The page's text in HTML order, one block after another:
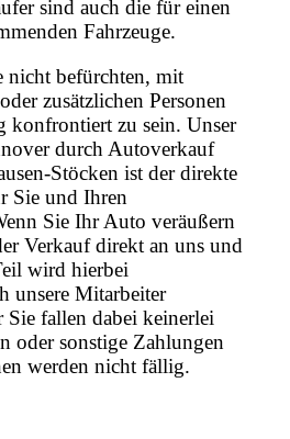
sind auch die für einen
Fahrzeuge.
nicht befürchten, mit
zusätzlichen Personen
konfrontiert zu sein. Unser
durch Autoverkauf
Stöcken ist der direkte
Sie und Ihren
Sie Ihr Auto veräußern
Verkauf direkt an uns und
wird hierbei
unsere Mitarbeiter
fallen dabei keinerlei
oder sonstige Zahlungen
werden nicht fällig.